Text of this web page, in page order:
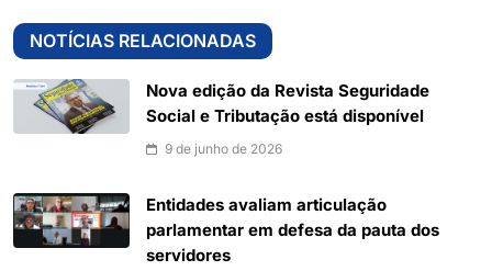
NOTÍCIAS RELACIONADAS
Nova edição da Revista Seguridade
Social e Tributação está disponível
9 de junho de 2026
Entidades avaliam articulação
parlamentar em defesa da pauta dos
servidores